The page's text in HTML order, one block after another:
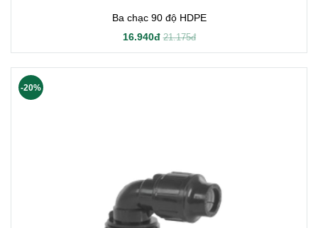
Ba chạc 90 độ HDPE
16.940đ 21.175đ
-20%